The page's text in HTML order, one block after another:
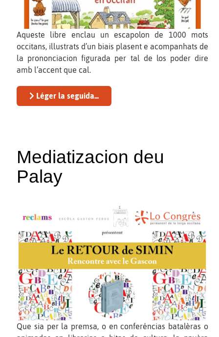
Aqueste libre enclau un escapolon de 1000 mots
occitans, illustrats d’un biais plasent e acompanhats de
la prononciacion figurada per tal de los poder dire
amb l’accent que cal.
Léger la seguida...
Mediatizacion deu
Palay
Que sia per la premsa, o en conferéncias batalèras o